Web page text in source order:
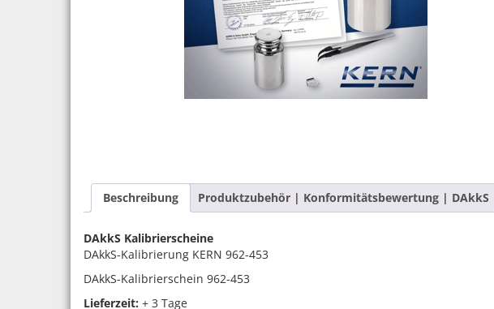
Beschreibung Produktzubehör | Konformitätsbewertung | DAkkS
DAkkS Kalibrierscheine
DAkkS-Kalibrierung KERN 962-453
DAkkS-Kalibrierschein 962-453
Lieferzeit: + 3 Tage